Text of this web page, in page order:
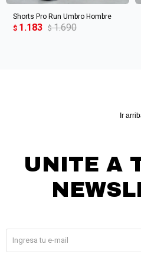
Shorts Pro Run Umbro Hombre
$ 1.183 $ 1.690
Ir
UNITE A